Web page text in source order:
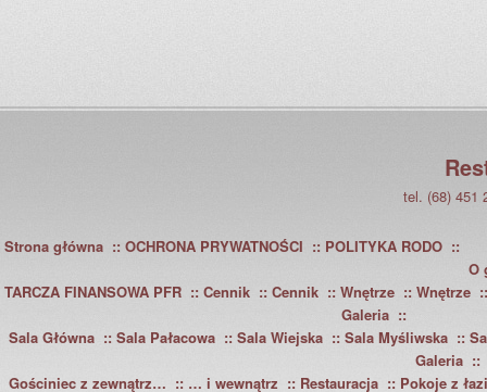
tel. (68) 451
Strona główna OCHRONA PRYWATNOŚCI
POLITYKA RODO
O
TARCZA FINANSOWA PFR
Cennik Cennik Wnętrze
Wnętrze
Galeria
Sala Główna
Sala Pałacowa Sala Wiejska Sala Myśliwska
Galeria
Gościniec z zewnątrz…
… i wewnątrz Restauracja Pokoje z